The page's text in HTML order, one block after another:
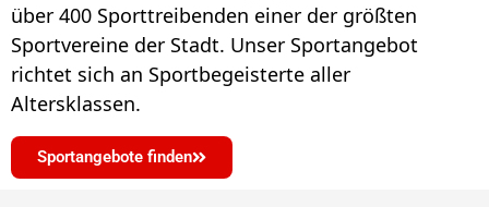
über 400 Sporttreibenden einer der größten
Sportvereine der Stadt. Unser Sportangebot
richtet sich an Sportbegeisterte aller
Altersklassen.
Sportangebote finden